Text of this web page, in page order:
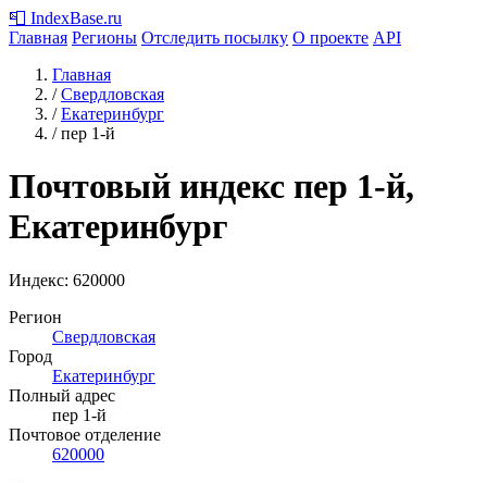
📮 IndexBase.ru
Главная Регионы Отследить посылку О проекте API
Главная
/ Свердловская
/ Екатеринбург
/ пер 1-й
Почтовый индекс пер 1-й,
Екатеринбург
Индекс: 620000
Регион
Свердловская
Город
Екатеринбург
Полный адрес
пер 1-й
Почтовое отделение
620000